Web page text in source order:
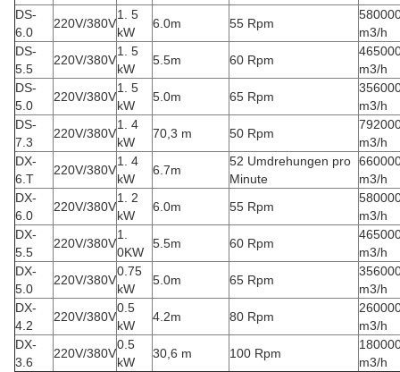
DS-
6.0
220V/380V
1. 5
kW
6.0m 55 Rpm
m3/h
DS-
5.5
220V/380V
1. 5
kW
5.5m 60 Rpm
m3/h
DS-
5.0
220V/380V
1. 5
kW
5.0m 65 Rpm
m3/h
DS-
7.3
220V/380V
1. 4
kW
70,3 m 50 Rpm
m3/h
DX-
6.T
220V/380V
1. 4
kW
6.7m
52 Umdrehungen pro
Minute
m3/h
DX-
6.0
220V/380V
1. 2
kW
6.0m 55 Rpm
m3/h
DX-
5.5
220V/380V
1.
0KW
5.5m 60 Rpm
m3/h
DX-
5.0
220V/380V
0.75
kW
5.0m 65 Rpm
m3/h
DX-
4.2
220V/380V
0.5
kW
4.2m 80 Rpm
m3/h
DX-
3.6
220V/380V
0.5
kW
30,6 m 100 Rpm
m3/h